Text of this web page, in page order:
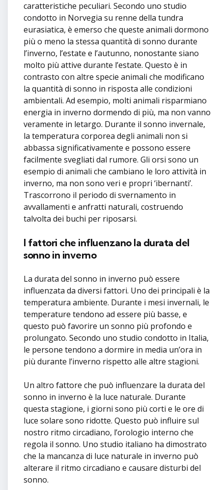
caratteristiche peculiari. Secondo uno studio
condotto in Norvegia su renne della tundra
eurasiatica, è emerso che queste animali dormono
più o meno la stessa quantità di sonno durante
l’inverno, l’estate e l’autunno, nonostante siano
molto più attive durante l’estate. Questo è in
contrasto con altre specie animali che modificano
la quantità di sonno in risposta alle condizioni
ambientali. Ad esempio, molti animali risparmiano
energia in inverno dormendo di più, ma non vanno
veramente in letargo. Durante il sonno invernale,
la temperatura corporea degli animali non si
abbassa significativamente e possono essere
facilmente svegliati dal rumore. Gli orsi sono un
esempio di animali che cambiano le loro attività in
inverno, ma non sono veri e propri ‘ibernanti’.
Trascorrono il periodo di svernamento in
avvallamenti e anfratti naturali, costruendo
talvolta dei buchi per riposarsi.
I fattori che influenzano la durata del
sonno in inverno
La durata del sonno in inverno può essere
influenzata da diversi fattori. Uno dei principali è la
temperatura ambiente. Durante i mesi invernali, le
temperature tendono ad essere più basse, e
questo può favorire un sonno più profondo e
prolungato. Secondo uno studio condotto in Italia,
le persone tendono a dormire in media un’ora in
più durante l’inverno rispetto alle altre stagioni.
Un altro fattore che può influenzare la durata del
sonno in inverno è la luce naturale. Durante
questa stagione, i giorni sono più corti e le ore di
luce solare sono ridotte. Questo può influire sul
nostro ritmo circadiano, l’orologio interno che
regola il sonno. Uno studio italiano ha dimostrato
che la mancanza di luce naturale in inverno può
alterare il ritmo circadiano e causare disturbi del
sonno.